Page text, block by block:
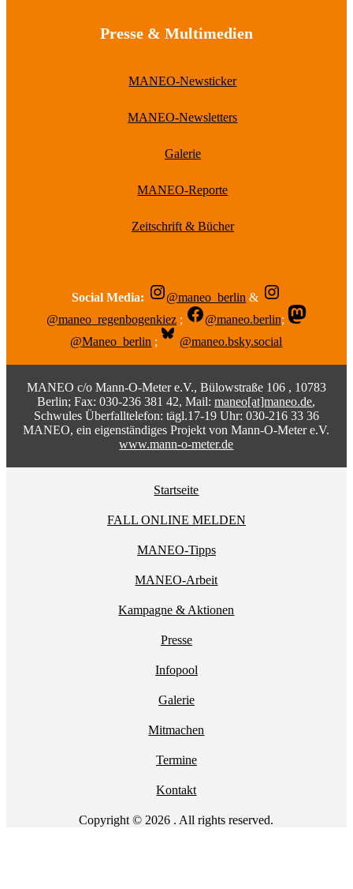
Presse & Multimedien
MANEO-Newsticker
MANEO-Newsletters
Galerie
MANEO-Reporte
Zeitschrift & Bücher
Social Media: @maneo_berlin &
@maneo_regenbogenkiez ; @maneo.berlin;
@Maneo_berlin ; @maneo.bsky.social
MANEO c/o Mann-O-Meter e.V., Bülowstraße 106 , 10783
Berlin; Fax: 030-236 381 42, Mail:maneo[at]maneo.de,
Schwules Überfalltelefon: tägl.17-19 Uhr: 030-216 33 36
MANEO, ein eigenständiges Projekt von Mann-O-Meter e.V.
www.mann-o-meter.de
Startseite
FALL ONLINE MELDEN
MANEO-Tipps
MANEO-Arbeit
Kampagne & Aktionen
Presse
Infopool
Galerie
Mitmachen
Termine
Kontakt
Copyright © 2026 . All rights reserved.